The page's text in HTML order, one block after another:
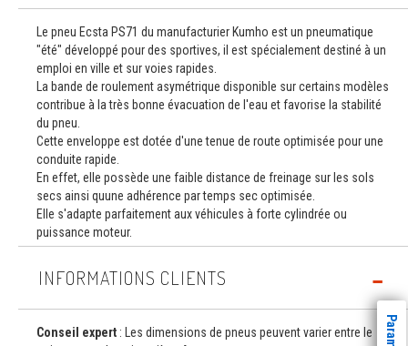
Le pneu Ecsta PS71 du manufacturier Kumho est un pneumatique
"été" développé pour des sportives, il est spécialement destiné à un
emploi en ville et sur voies rapides.
La bande de roulement asymétrique disponible sur certains modèles
contribue à la très bonne évacuation de l'eau et favorise la stabilité
du pneu.
Cette enveloppe est dotée d'une tenue de route optimisée pour une
conduite rapide.
En effet, elle possède une faible distance de freinage sur les sols
secs ainsi quune adhérence par temps sec optimisée.
Elle s'adapte parfaitement aux véhicules à forte cylindrée ou
puissance moteur.
INFORMATIONS CLIENTS
Conseil expert : Les dimensions de pneus peuvent varier entre le